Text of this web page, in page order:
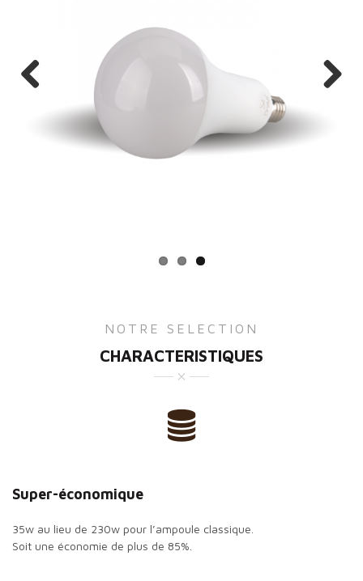
NOTRE SELECTION
CHARACTERISTIQUES
Super-économique
35w au lieu de 230w pour l’ampoule classique.
Soit une économie de plus de 85%.